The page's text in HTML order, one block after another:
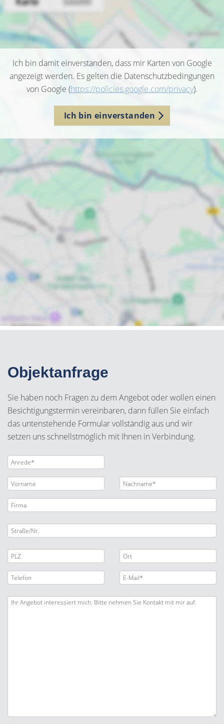
Ich bin damit einverstanden, dass mir Karten von Google
angezeigt werden. Es gelten die Datenschutzbedingungen
von Google (https://policies.google.com/privacy).
Ich bin einverstanden
Objektanfrage
Sie haben noch Fragen zu dem Angebot oder wollen einen
Besichtigungstermin vereinbaren, dann füllen Sie einfach
das untenstehende Formular vollständig aus und wir
setzen uns schnellstmöglich mit Ihnen in Verbindung.